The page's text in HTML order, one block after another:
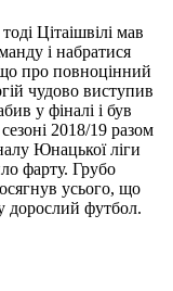
Цітаішвілі мав
і набратися
про повноцінний
чудово виступив
у фіналі і був
2018/19 разом
Юнацької ліги
фарту. Грубо
усього, що
дорослий футбол.